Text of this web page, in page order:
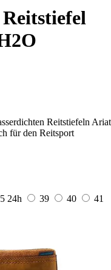
Reitstiefeln Ariat
für den Reitsport
24h 39 40
41